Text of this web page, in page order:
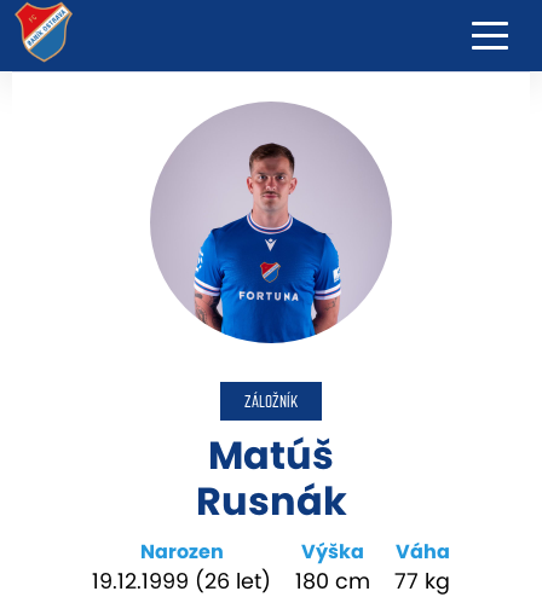
ZÁLOŽNÍK
Matúš
Rusnák
Narozen
19.12.1999 (26 let)
Výška
180 cm
Váha
77 kg